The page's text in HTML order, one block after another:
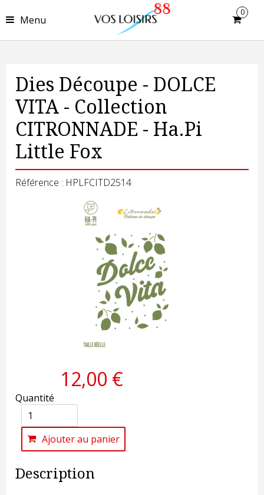
Menu
0
Dies Découpe - DOLCE
VITA - Collection
CITRONNADE - Ha.Pi
Little Fox
Référence : HPLFCITD2514
12,00 €
Quantité
Ajouter au panier
Description